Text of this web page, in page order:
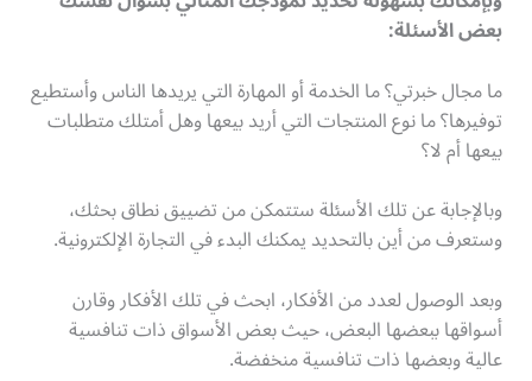
بعض الأسئلة:
ما مجال خبرتي؟ ما الخدمة أو المهارة التي يريدها الناس وأستطيع
توفيرها؟ ما نوع المنتجات التي أريد بيعها وهل أمتلك متطلبات
بيعها أم لا؟
وبالإجابة عن تلك الأسئلة ستتمكن من تضييق نطاق بحثك،
وستعرف من أين بالتحديد يمكنك البدء في التجارة الإلكترونية.
وبعد الوصول لعدد من الأفكار، ابحث في تلك الأفكار وقارن
أسواقها ببعضها البعض، حيث بعض الأسواق ذات تنافسية
عالية وبعضها ذات تنافسية منخفضة.